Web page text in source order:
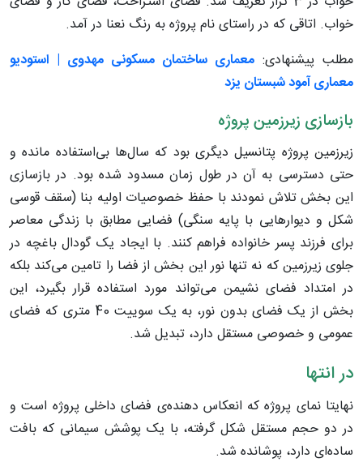
خواب. اتاقی که در راستای نام پروژه به رنگ نعنا در آمد.
مطلب پیشنهادی: معماری ساختمان مسکونی مهدوی | استودیو
معماری آمود شبستان یزد
بازسازی زیرزمین پروژه
زیرزمین پروژه پتانسیل دیگری بود که سال‌ها بی‌استفاده مانده و
حتی دسترسی به آن در طول زمان مسدود شده بود. در بازسازی
این بخش تلاش نمودند با حفظ خصوصیات اولیه بنا (سقف قوسی
شکل و دیوارهایی با پایه سنگی) فضایی مطابق با زندگی معاصر
برای فرزند پسر خانواده فراهم کنند. با ایجاد یک گودال باغچه در
جلوی زیرزمین که نه تنها نور این بخش از فضا را تامین می‌کند بلکه
در امتداد فضای نشیمن می‌تواند مورد استفاده قرار بگیرد، این
بخش از یک فضای بدون نور، به یک سوییت 40 متری که فضای
عمومی و خصوصی مستقل دارد، تبدیل شد.
در انتها
نهایتا نمای پروژه که انعکاس دهنده‌ی فضای داخلی پروژه است و
در دو حجم مستقل شکل گرفته، با یک پوشش سیمانی که بافت
ساده‌ای دارد، پوشانده شد.